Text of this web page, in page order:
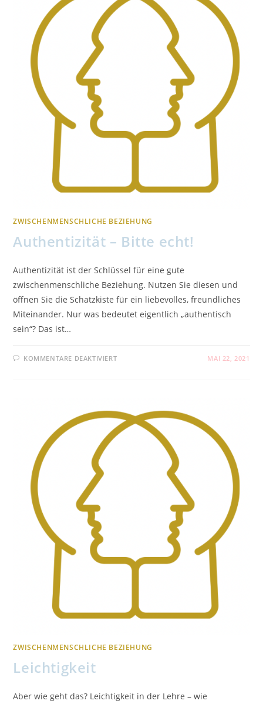
ZWISCHENMENSCHLICHE BEZIEHUNG
Authentizität – Bitte echt!
Authentizität ist der Schlüssel für eine gute
zwischenmenschliche Beziehung. Nutzen Sie diesen und
öffnen Sie die Schatzkiste für ein liebevolles, freundliches
Miteinander. Nur was bedeutet eigentlich „authentisch
sein“? Das ist…
KOMMENTARE DEAKTIVIERTFÜR MAI 22, 2021
ZWISCHENMENSCHLICHE BEZIEHUNG
Leichtigkeit
Aber wie geht das? Leichtigkeit in der Lehre – wie